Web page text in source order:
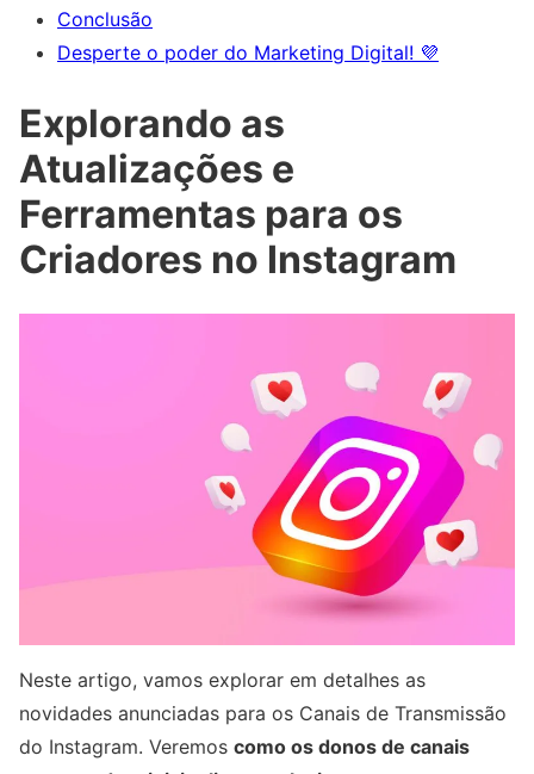
Conclusão
Desperte o poder do Marketing Digital! 💜
Explorando as
Atualizações e
Ferramentas para os
Criadores no Instagram
Neste artigo, vamos explorar em detalhes as
novidades anunciadas para os Canais de Transmissão
do Instagram. Veremos como os donos de canais